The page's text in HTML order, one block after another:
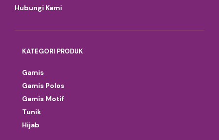
Hubungi Kami
KATEGORI PRODUK
Gamis
Gamis Polos
Gamis Motif
Tunik
Hijab